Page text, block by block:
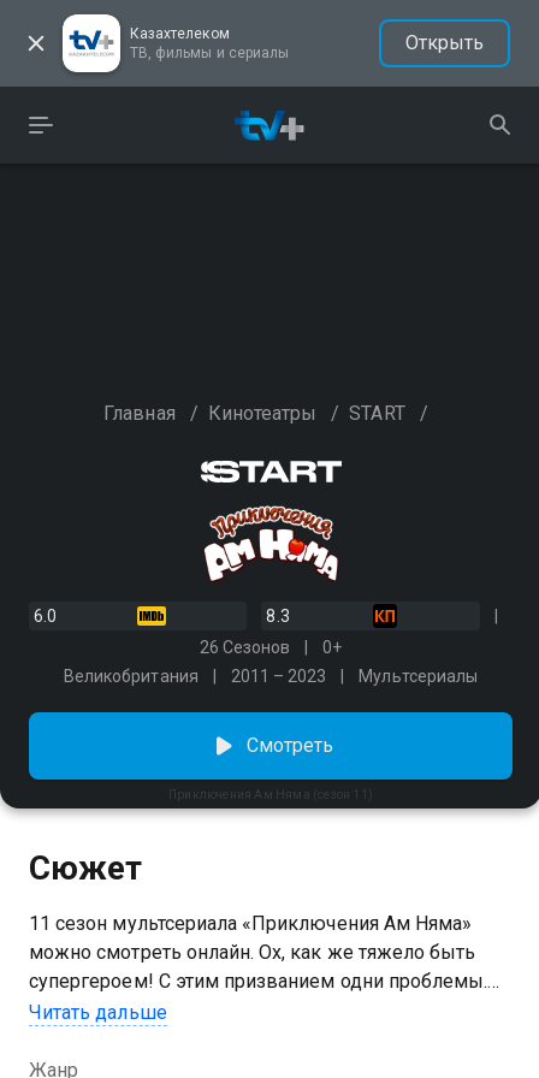
Казахтелеком
ТВ, фильмы и сериалы
Открыть
Главная / Кинотеатры / START /
6.0
8.3
26 Сезонов
0+
Великобритания
2011 – 2023 Мультсериалы
Приключения Ам Няма (сезон 11)
Смотреть
Сюжет
11 сезон мультсериала «Приключения Ам Няма»
можно смотреть онлайн. Ох, как же тяжело быть
супергероем! С этим призванием одни проблемы.
Ежедневно на тебя кто-то нападает: то в
собственного дома. От преступников нигде не
Читать дальше
Жанр